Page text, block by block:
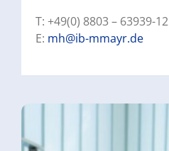
T: +49(0) 8803 – 63939-12
E: mh@ib-mmayr.de